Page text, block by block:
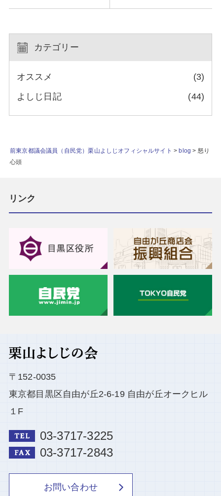
カテゴリー
オススメ
(3)
よしじ日記
(44)
前東京都議会議員（自民党）栗山よしじオフィシャルサイト > blog > 怒り
心頭
リンク
〒152-0035
東京都目黒区自由が丘2-6-19 自由が丘オークヒル
１F
03-3717-3225
03-3717-2843
お問い合わせ